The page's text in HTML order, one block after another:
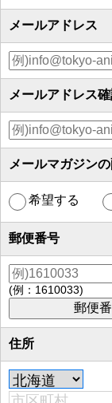
メールアドレス
メールアドレス
メールマガジン
希望する
郵便番号
(例：1610033)
住所